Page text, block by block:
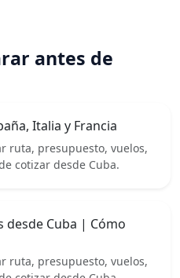
antes de
Italia y Francia
ruta, presupuesto, vuelos,
cotizar desde Cuba.
desde Cuba | Cómo
ruta, presupuesto, vuelos,